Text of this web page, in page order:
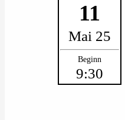
11
Mai 25
Beginn
9:30